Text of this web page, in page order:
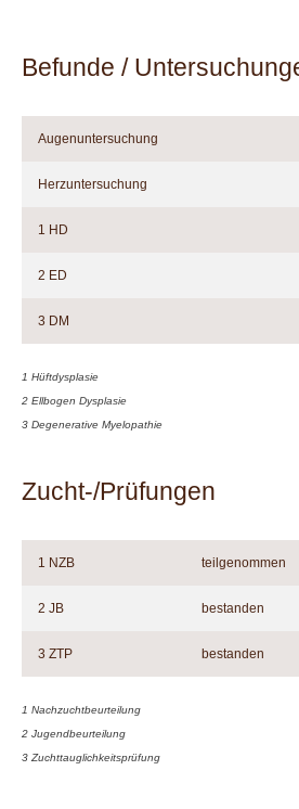
Befunde /
Augenuntersuchung
Herzuntersuchung
1 HD
2 ED
3 DM
1 Hüftdysplasie
2 Ellbogen Dysplasie
3 Degenerative Myelopathie
Zucht-/Prüfungen
1 NZB teilgenommen
2 JB bestanden
3 ZTP bestanden
1 Nachzuchtbeurteilung
2 Jugendbeurteilung
3 Zuchttauglichkeitsprüfung